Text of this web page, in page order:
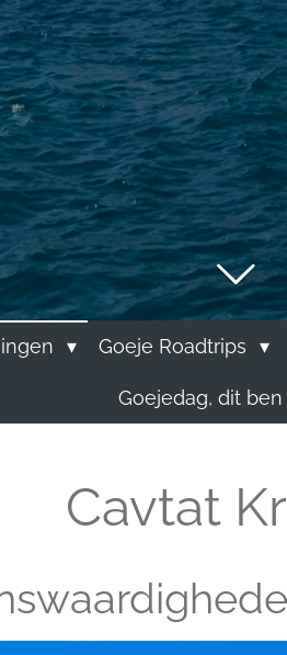
Goeje Roadtrips
Goejedag, dit ben
Cavtat